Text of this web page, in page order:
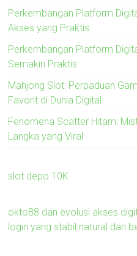
Perkembangan Platform
Akses yang Praktis
Perkembangan Platform
Semakin Praktis
Mahjong Slot: Perpaduan
Favorit di Dunia Digital
Fenomena Scatter Hitam:
Langka yang Viral
slot depo 10K
okto88 dan evolusi akses
login yang stabil natural dan